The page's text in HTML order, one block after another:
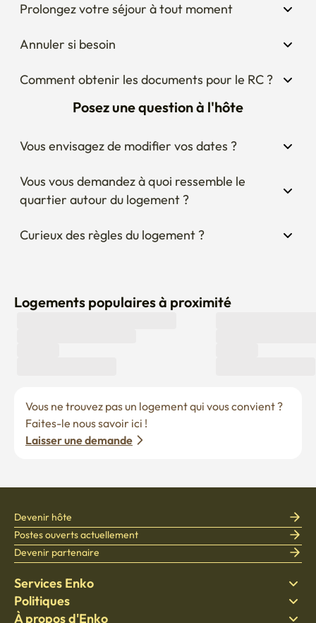
Prolongez votre séjour à tout moment
Annuler si besoin
Comment obtenir les documents pour le RC ?
Posez une question à l'hôte
Vous envisagez de modifier vos dates ?
Vous vous demandez à quoi ressemble le
quartier autour du logement ?
Curieux des règles du logement ?
Logements populaires à proximité
Vous ne trouvez pas un logement qui vous convient ?
Faites-le nous savoir ici !
Laisser une demande
Services Enko
Trouver un logement
Literie
Politiques
Politique de confidentialité
À propos d'Enko
Devenir hôte
Postes ouverts actuellement
Devenir partenaire